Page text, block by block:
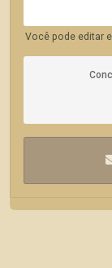
Você pode editar